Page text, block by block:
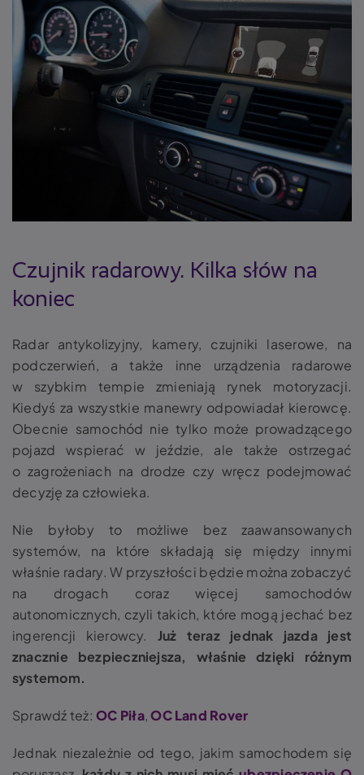
Czujnik radarowy. Kilka słów na
koniec
Radar antykolizyjny, kamery, czujniki laserowe, na
podczerwień, a także inne urządzenia radarowe
w szybkim tempie zmieniają rynek motoryzacji.
Kiedyś za wszystkie manewry odpowiadał kierowcę.
Obecnie samochód nie tylko może prowadzącego
pojazd wspierać w jeździe, ale także ostrzegać
o zagrożeniach na drodze czy wręcz podejmować
decyzję za człowieka.
Nie byłoby to możliwe bez zaawansowanych
systemów, na które składają się między innymi
właśnie radary. W przyszłości będzie można zobaczyć
na drogach coraz więcej samochodów
autonomicznych, czyli takich, które mogą jechać bez
ingerencji kierowcy.
Już teraz jednak jazda jest
znacznie bezpieczniejsza, właśnie dzięki różnym
systemom.
Sprawdź też:OC Piła,OC Land Rover
Jednak niezależnie od tego, jakim samochodem się